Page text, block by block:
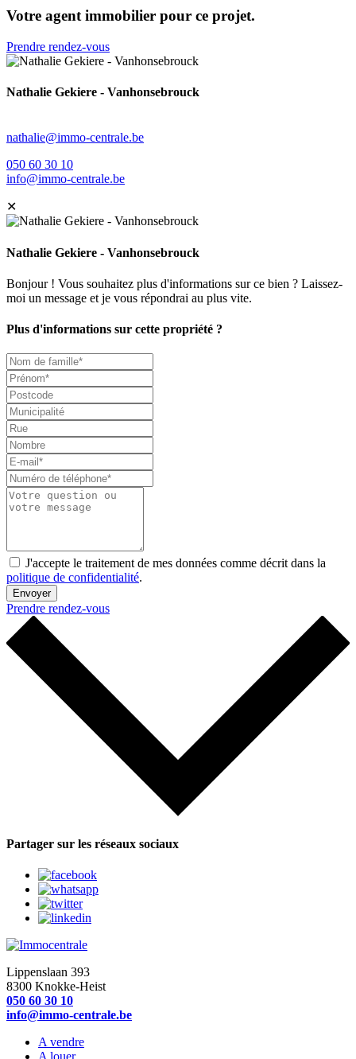
Votre agent immobilier pour ce projet.
Prendre rendez-vous
Nathalie Gekiere - Vanhonsebrouck
nathalie@immo-centrale.be
050 60 30 10
info@immo-centrale.be
✕
Nathalie Gekiere - Vanhonsebrouck
Bonjour ! Vous souhaitez plus d'informations sur ce bien ? Laissez-
moi un message et je vous répondrai au plus vite.
Plus d'informations sur cette propriété ?
J'accepte le traitement de mes données comme décrit dans la
politique de confidentialité.
Envoyer
Prendre rendez-vous
Partager sur les réseaux sociaux
Lippenslaan 393
8300 Knokke-Heist
050 60 30 10
info@immo-centrale.be
A vendre